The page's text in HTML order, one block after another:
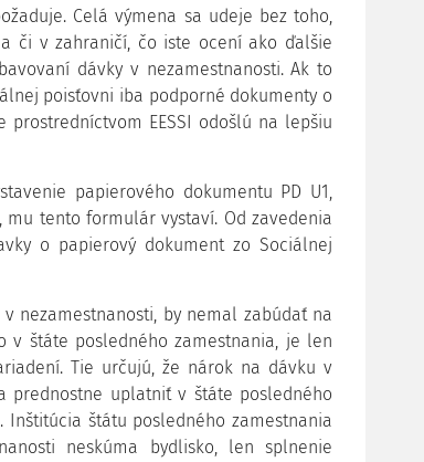
Celá výmena sa udeje bez toho,
či v zahraničí, čo iste ocení ako ďalšie
dávky v nezamestnanosti. Ak to
poisťovni iba podporné dokumenty o
EESSI odošlú na lepšiu
papierového dokumentu PD U1,
tento formulár vystaví. Od zavedenia
o papierový dokument zo Sociálnej
nezamestnanosti, by nemal zabúdať na
štáte posledného zamestnania, je len
Tie určujú, že nárok na dávku v
prednostne uplatniť v štáte posledného
štátu posledného zamestnania
neskúma bydlisko, len splnenie